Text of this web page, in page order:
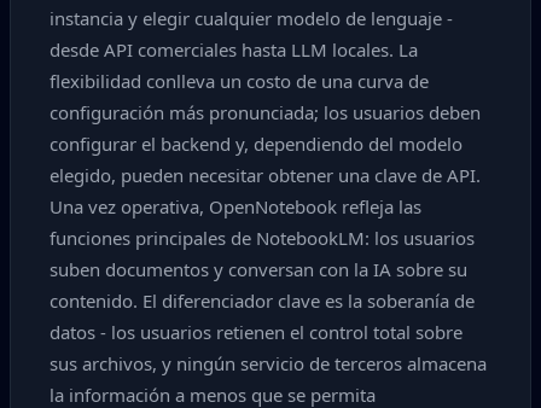
instancia y elegir cualquier modelo de lenguaje -
desde API comerciales hasta LLM locales. La
flexibilidad conlleva un costo de una curva de
configuración más pronunciada; los usuarios deben
configurar el backend y, dependiendo del modelo
elegido, pueden necesitar obtener una clave de API.
Una vez operativa, OpenNotebook refleja las
funciones principales de NotebookLM: los usuarios
suben documentos y conversan con la IA sobre su
contenido. El diferenciador clave es la soberanía de
datos - los usuarios retienen el control total sobre
sus archivos, y ningún servicio de terceros almacena
la información a menos que se permita